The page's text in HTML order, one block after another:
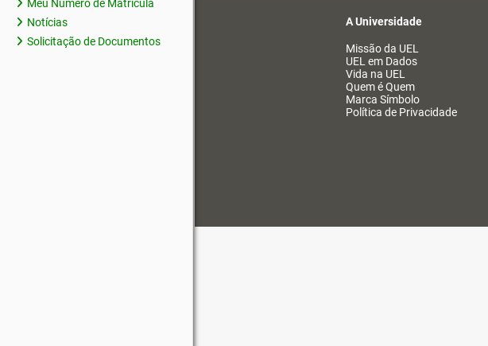
Meu Número de Matrícula
Notícias
Solicitação de Documentos
A Universidade
Missão da UEL
UEL em Dados
Vida na UEL
Quem é Quem
Marca Símbolo
Política de Privacidade